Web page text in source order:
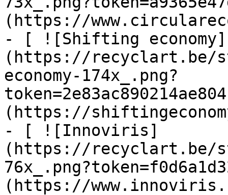
(https://
- [ ![Shifting economy]
(https://recyclart.be/
economy-174x_.png?
(https://
- [ ![Innoviris]
(https://recyclart.be/
(https://